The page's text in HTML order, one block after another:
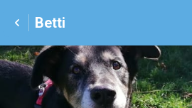
Betti